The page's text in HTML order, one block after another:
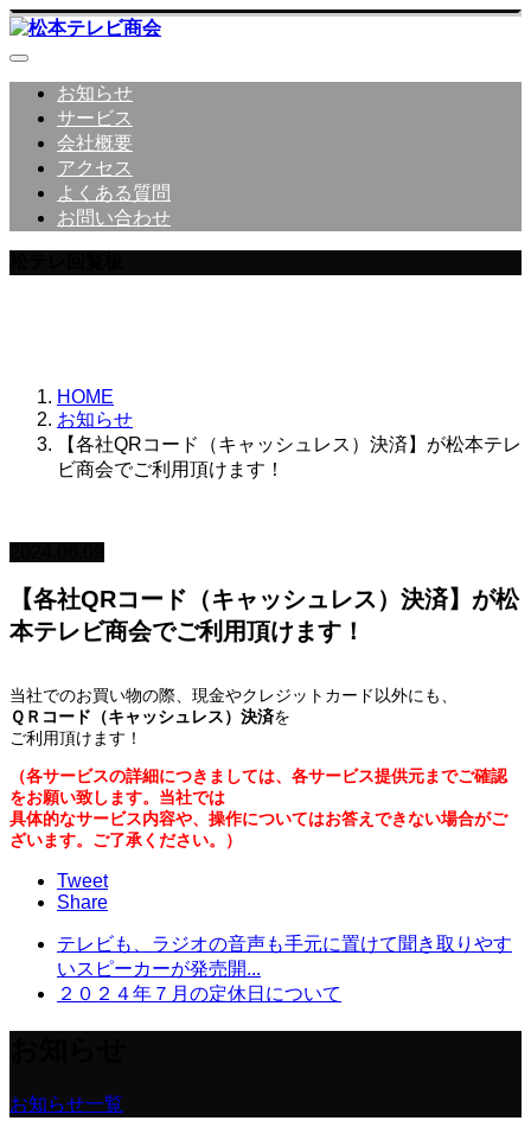
お知らせ
サービス
会社概要
アクセス
よくある質問
お問い合わせ
HOME
お知らせ
【各社QRコード（キャッシュレス）決済】が松本テレ
ビ商会でご利用頂けます！
【各社QRコード（キャッシュレス）決済】が松
本テレビ商会でご利用頂けます！
当社でのお買い物の際、現金やクレジットカード以外にも、
ＱＲコード（キャッシュレス）決済を
ご利用頂けます！
（各サービスの詳細につきましては、各サービス提供元までご確認
をお願い致します。当社では
具体的なサービス内容や、操作についてはお答えできない場合がご
ざいます。ご了承ください。）
Tweet
Share
テレビも、ラジオの音声も手元に置けて聞き取りやす
いスピーカーが発売開...
２０２４年７月の定休日について
お知らせ一覧